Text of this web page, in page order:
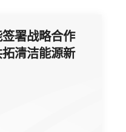
署战略合作
清洁能源新